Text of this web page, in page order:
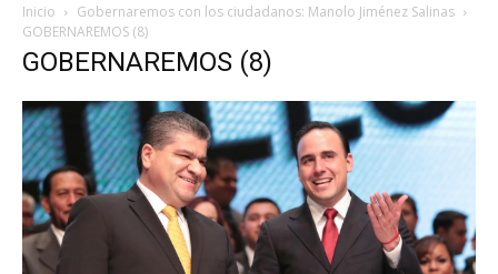
Inicio
Gobernaremos con los ciudadanos: Manolo Jiménez Salinas
GOBERNAREMOS (8)
GOBERNAREMOS (8)